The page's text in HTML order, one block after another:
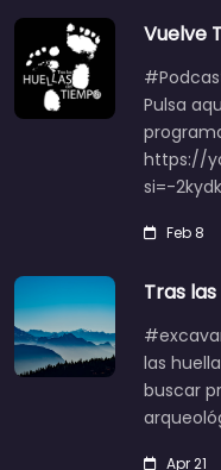
Vuelve
Pulsa
https://
si=-
Feb 8
Tras
las
buscar
Apr 21